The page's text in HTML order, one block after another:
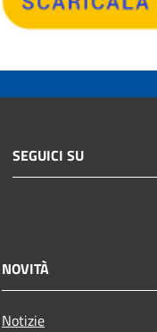
SEGUICI SU
NOVITÀ
Notizie